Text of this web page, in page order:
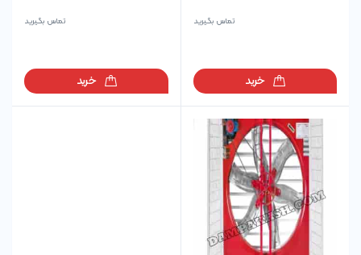
تماس بگیرید
خرید
تماس بگیرید
خرید